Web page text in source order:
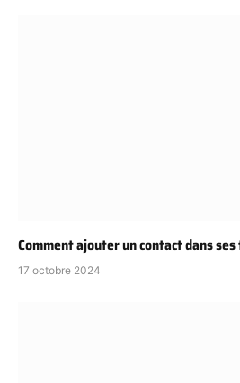
Comment ajouter un contact dans
17 octobre 2024